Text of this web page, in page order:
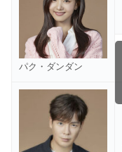
パク・ダンダン